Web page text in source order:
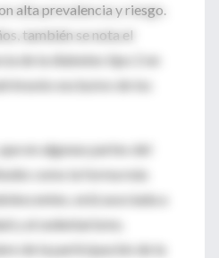
alta prevalencia y riesgo.
también se nota el
de la diabetes tipo 2 en
exclusivo de los
en algunas partes del
como la forma más
está asociada a
y al sedentarismo.
de la participación de la